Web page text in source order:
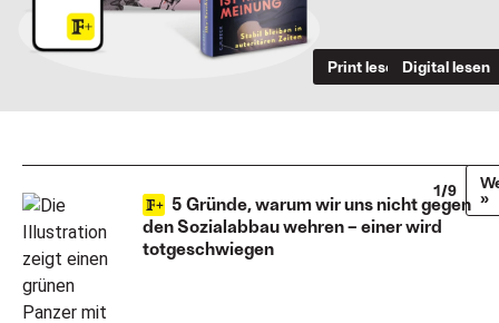
Print lesen Digital lesen
5 Gründe, warum wir uns nicht gegen
den Sozialabbau wehren – einer wird
totgeschwiegen
1/9
»